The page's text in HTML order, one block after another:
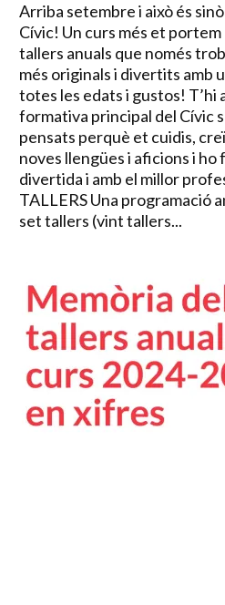
Arriba setembre i això és
Cívic! Un curs més et
tallers anuals que només
més originals i divertits amb
totes les edats i gustos! T’hi
formativa principal del Cívic
pensats perquè et cuidis,
noves llengües i aficions i ho
divertida i amb el millor
TALLERS Una programació
set tallers (vint tallers...